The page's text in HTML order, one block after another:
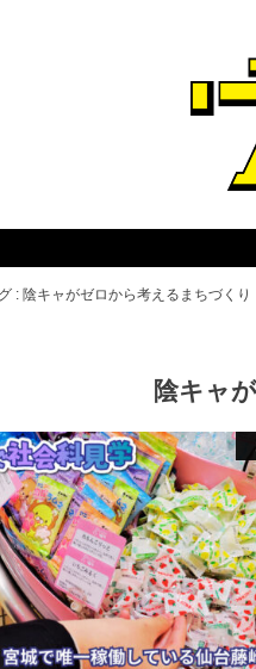
: 陰キャがゼロから考えるまちづくり
陰キャ